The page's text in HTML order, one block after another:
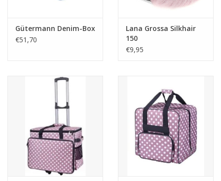
Gütermann Denim-Box
€51,70
Lana Grossa Silkhair
150
€9,95